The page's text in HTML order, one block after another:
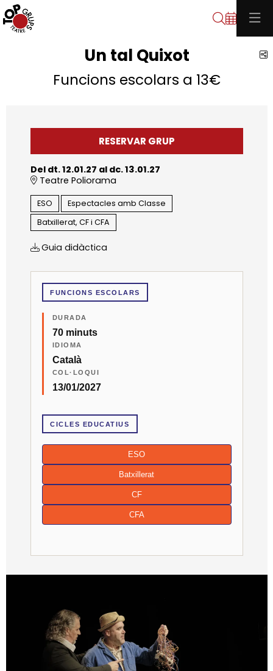
Cerca
Un tal Quixot
Funcions escolars a 13€
RESERVAR GRUP
Del dt. 12.01.27 al dc. 13.01.27
Teatre Poliorama
ESO
Espectacles amb Classe
Batxillerat, CF i CFA
Guia didàctica
FUNCIONS ESCOLARS
DURADA
70 minuts
IDIOMA
Català
COL·LOQUI
13/01/2027
CICLES EDUCATIUS
ESO
Batxillerat
CF
CFA